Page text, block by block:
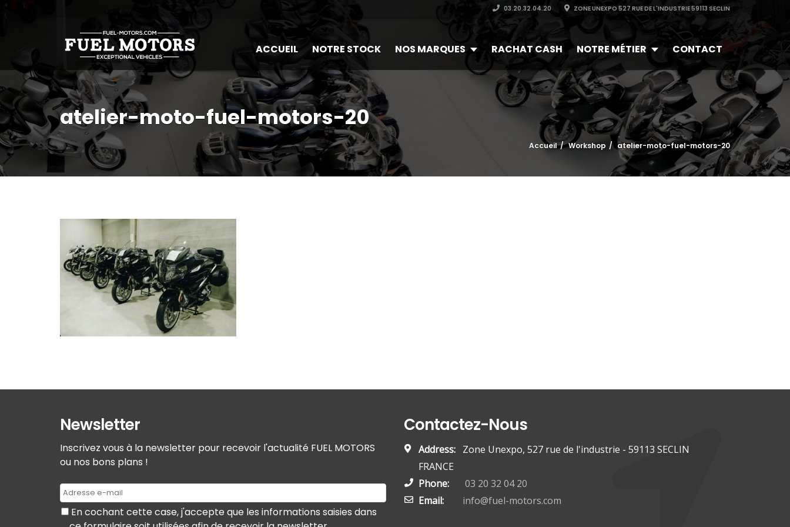
03.20.32.04.20 ZONE UNEXPO 527 RUE DE L'INDUSTRIE 59113 SECLIN
ACCUEIL NOTRE STOCK NOS MARQUES RACHAT CASH NOTRE MÉTIER CONTACT
atelier-moto-fuel-motors-20
Accueil Workshop atelier-moto-fuel-motors-20
Newsletter
Inscrivez vous à la newsletter pour recevoir l'actualité FUEL MOTORS
ou nos bons plans !
En cochant cette case, j'accepte que les informations saisies dans
Contactez-Nous
Address: Zone Unexpo, 527 rue de l'industrie - 59113 SECLIN
FRANCE
Phone:
03 20 32 04 20
Email:
info@fuel-motors.com